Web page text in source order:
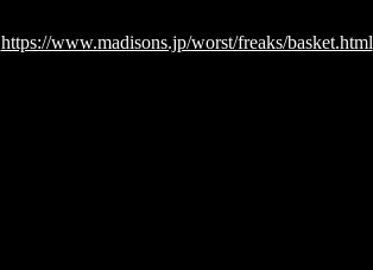
https://www.madisons.jp/worst/freaks/basket.html